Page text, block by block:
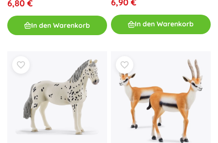
6,80 €
In den Warenkorb In den Warenkorb